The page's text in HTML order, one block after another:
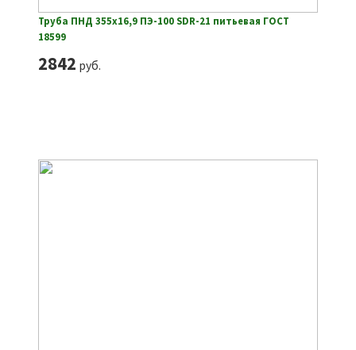
Труба ПНД 355х16,9 ПЭ-100 SDR-21 питьевая ГОСТ
18599
2842 руб.